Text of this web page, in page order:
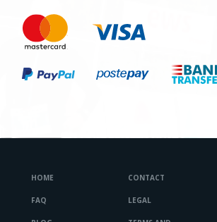
HOME
FAQ
CONTACT
LEGAL